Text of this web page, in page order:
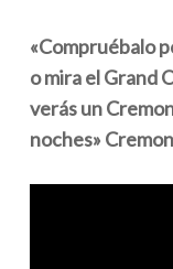
«Compruébalo
o mira el Grand
verás un
noches»